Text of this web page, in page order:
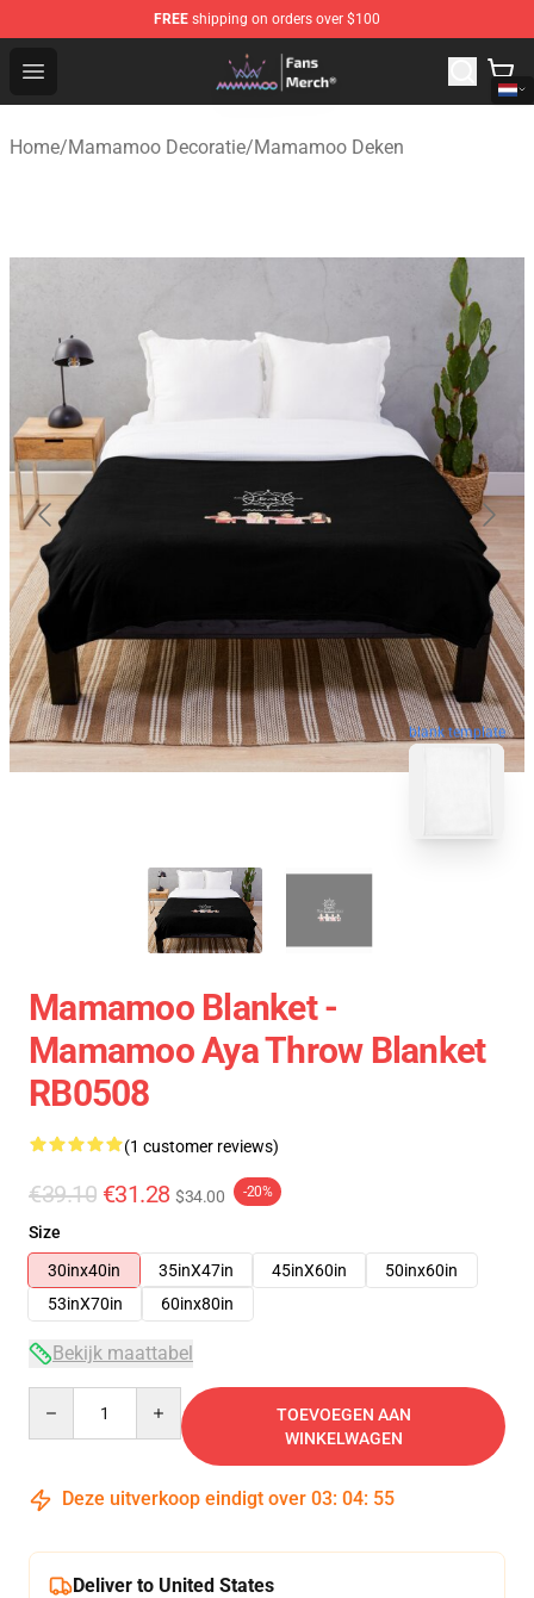
FREE shipping on orders over $100
Open menu
Mamamoo Store - Official Mamamoo Merchandise Shop
Home/Mamamoo Decoratie/Mamamoo Deken
blank template
Mamamoo Blanket -
Mamamoo Aya Throw Blanket
RB0508
(1 customer reviews)
€39.10 €31.28 $34.00 -20%
Size
30inx40in
35inX47in 45inX60in
50inx60in
53inX70in
60inx80in
Bekijk maattabel
TOEVOEGEN AAN
WINKELWAGEN
Deze uitverkoop eindigt over 03: 04: 54
Deliver to United States